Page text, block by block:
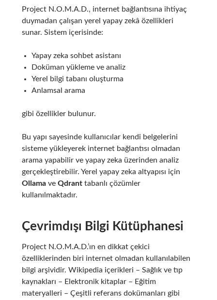
Project N.O.M.A.D., internet bağlantısına ihtiyaç
duymadan çalışan yerel yapay zekâ özellikleri
sunar. Sistem içerisinde:
Yapay zeka sohbet asistanı
Doküman yükleme ve analiz
Yerel bilgi tabanı oluşturma
Anlamsal arama
gibi özellikler bulunur.
Bu yapı sayesinde kullanıcılar kendi belgelerini
sisteme yükleyerek internet bağlantısı olmadan
arama yapabilir ve yapay zeka üzerinden analiz
gerçekleştirebilir. Yerel yapay zeka altyapısı için
Ollamave Qdranttabanlı çözümler
kullanılmaktadır.
Çevrimdışı Bilgi Kütüphanesi
Project N.O.M.A.D.’ın en dikkat çekici
özelliklerinden biri internet olmadan kullanılabilen
bilgi arşividir. Wikipedia içerikleri – Sağlık ve tıp
kaynakları – Elektronik kitaplar – Eğitim
materyalleri – Çeşitli referans dokümanları gibi